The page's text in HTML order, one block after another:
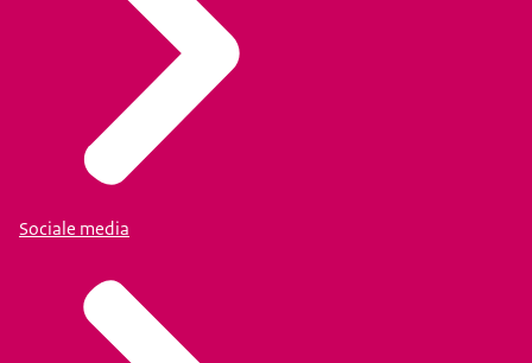
Sociale media